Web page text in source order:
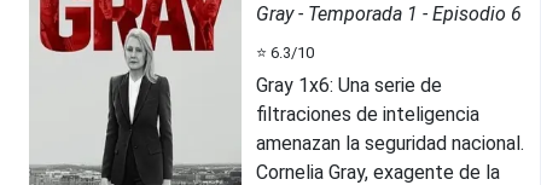
Gray- Temporada 1 - Episodio 6
⭐ 6.3/10
Gray 1x6: Una serie de
filtraciones de inteligencia
amenazan la seguridad nacional.
Cornelia Gray, exagente de la